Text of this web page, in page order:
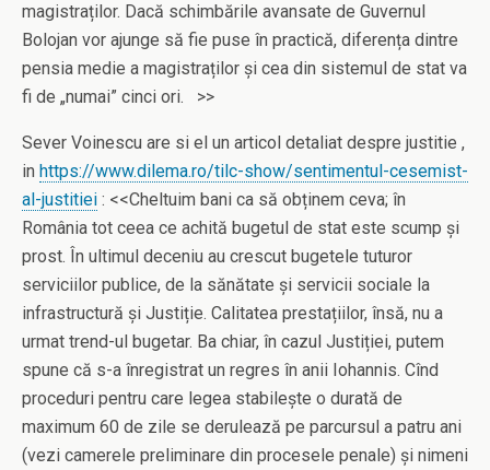
magistraților. Dacă schimbările avansate de Guvernul
Bolojan vor ajunge să fie puse în practică, diferența dintre
pensia medie a magistraților și cea din sistemul de stat va
fi de „numai” cinci ori. >>
Sever Voinescu are si el un articol detaliat despre justitie ,
in https://www.dilema.ro/tilc-show/sentimentul-cesemist-
al-justitiei : <<Cheltuim bani ca să obținem ceva; în
România tot ceea ce achită bugetul de stat este scump și
prost. În ultimul deceniu au crescut bugetele tuturor
serviciilor publice, de la sănătate și servicii sociale la
infrastructură și Justiție. Calitatea prestațiilor, însă, nu a
urmat trend-ul bugetar. Ba chiar, în cazul Justiției, putem
spune că s-a înregistrat un regres în anii Iohannis. Cînd
proceduri pentru care legea stabilește o durată de
maximum 60 de zile se derulează pe parcursul a patru ani
(vezi camerele preliminare din procesele penale) și nimeni